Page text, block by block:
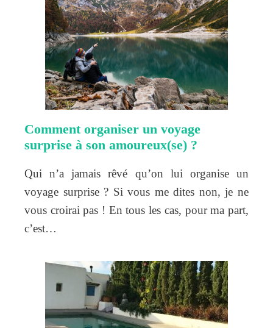
Comment organiser un voyage
surprise à son amoureux(se) ?
Qui n’a jamais rêvé qu’on lui organise un
voyage surprise ? Si vous me dites non, je ne
vous croirai pas ! En tous les cas, pour ma part,
c’est…